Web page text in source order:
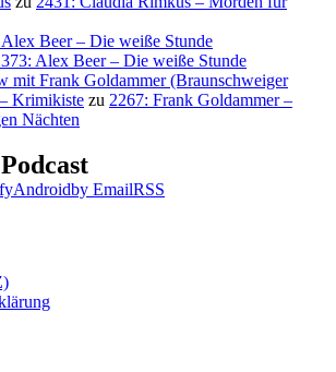
Beer – Die weiße Stunde
Alex Beer – Die weiße Stunde
mit Frank Goldammer (Braunschweiger
Krimikiste zu 2267: Frank Goldammer –
Nächten
Androidby EmailRSS